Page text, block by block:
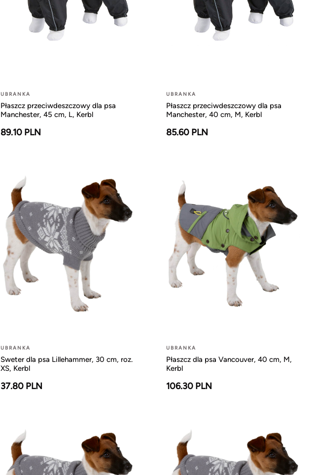
UBRANKA
Płaszcz przeciwdeszczowy dla psa
Manchester, 45 cm, L, Kerbl
89.10 PLN
UBRANKA
Płaszcz przeciwdeszczowy dla psa
Manchester, 40 cm, M, Kerbl
85.60 PLN
UBRANKA
Sweter dla psa Lillehammer, 30 cm, roz.
XS, Kerbl
37.80 PLN
UBRANKA
Płaszcz dla psa Vancouver, 40 cm, M,
Kerbl
106.30 PLN